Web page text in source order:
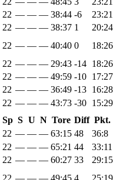
22 — — — 38:44 -6
23:21
22 — — — 38:37 1
20:24
22 — — — 40:40 0
18:26
22 — — — 29:43 -14 18:26
22 — — — 49:59 -10 17:27
22 — — — 36:49 -13 16:28
22 — — — 43:73 -30 15:29
Sp S U N Tore Diff Pkt.
22 — — — 63:15 48
36:8
22 — — — 65:21 44
33:11
22 — — — 60:27 33
29:15